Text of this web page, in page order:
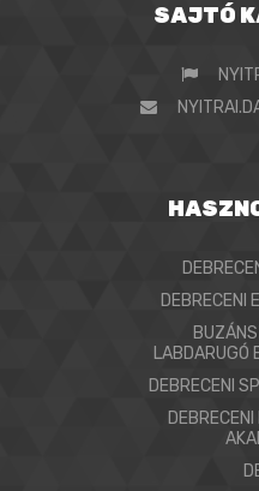
SAJTÓ
DEBRECENI
LABDARUGÓ
DEBRECENI